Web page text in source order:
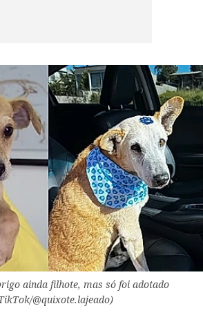
ainda filhote, mas só foi adotado
@quixote.lajeado)